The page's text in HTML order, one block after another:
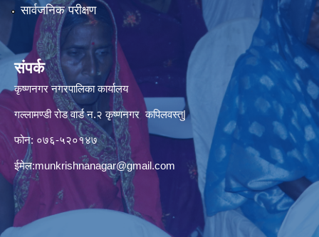
सार्वजनिक परीक्षण
संपर्क
कृष्णनगर नगरपालिका कार्यालय
गल्लामण्डी रोड वार्ड न.२ कृष्णनगर कपिलवस्तु|
फोन: ०७६-५२०१४७
ईमेल:munkrishnanagar@gmail.com